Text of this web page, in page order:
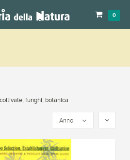
0
funghi, botanica
Anno